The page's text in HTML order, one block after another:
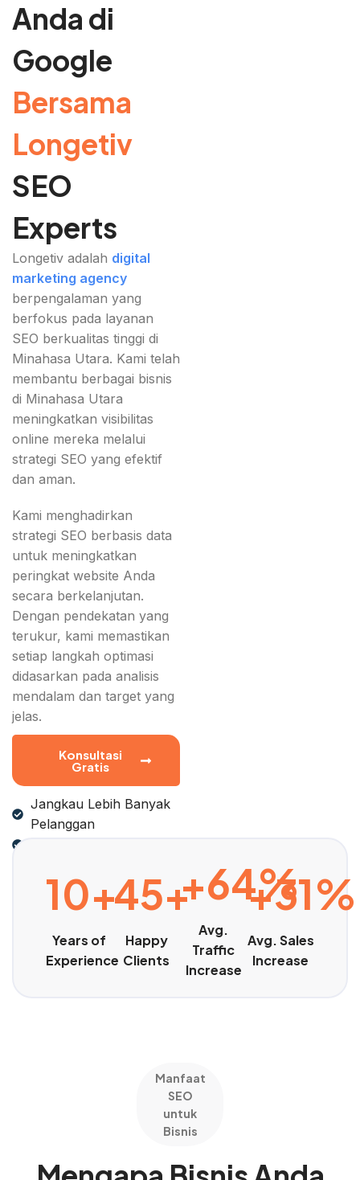
Anda di
Google
Bersama
Longetiv
SEO
Experts
Longetiv adalah digital
marketing agency
berpengalaman yang
berfokus pada layanan
SEO berkualitas tinggi di
Minahasa Utara. Kami telah
membantu berbagai bisnis
di Minahasa Utara
meningkatkan visibilitas
online mereka melalui
strategi SEO yang efektif
dan aman.
Kami menghadirkan
strategi SEO berbasis data
untuk meningkatkan
peringkat website Anda
secara berkelanjutan.
Dengan pendekatan yang
terukur, kami memastikan
setiap langkah optimasi
didasarkan pada analisis
mendalam dan target yang
jelas.
Konsultasi
Gratis
Jangkau Lebih Banyak
Pelanggan
10+
Years of
Experience
45+
Happy
Clients
+64%
Avg.
Traffic
Increase
+31%
Avg. Sales
Increase
Manfaat
SEO
untuk
Bisnis